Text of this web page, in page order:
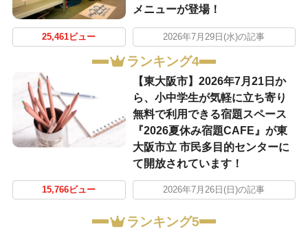
メニューが登場！
25,461ビュー 2026年7月29日(水)の記事
ランキング4
【東大阪市】2026年7月21日か
ら、小中学生が気軽に立ち寄り
無料で利用できる宿題スペース
『2026夏休み宿題CAFE』が東
大阪市立 市民多目的センターに
て開放されています！
15,766ビュー 2026年7月26日(日)の記事
ランキング5